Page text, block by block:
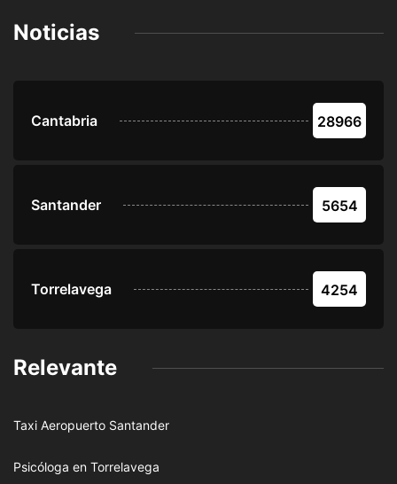
Noticias
Cantabria 28966
Santander 5654
Torrelavega 4254
Relevante
Taxi Aeropuerto Santander
Psicóloga en Torrelavega